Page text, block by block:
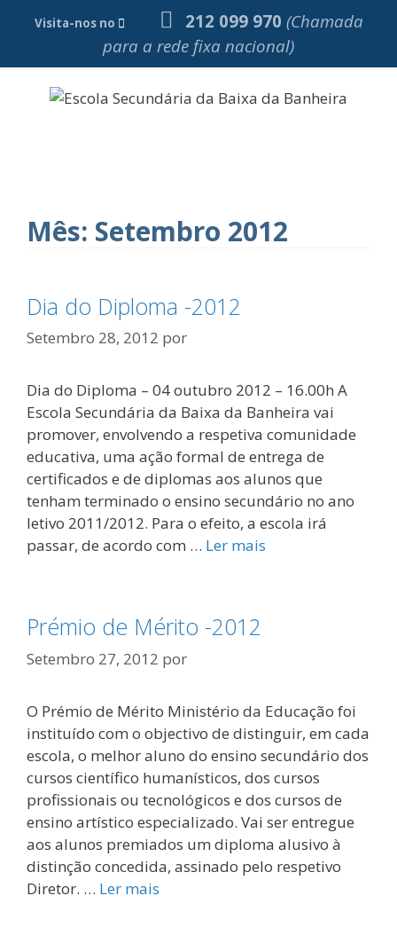
Visita-nos no 212 099 970 (Chamada
para a rede fixa nacional)
Mês: Setembro 2012
Dia do Diploma -2012
Setembro 28, 2012 por
Dia do Diploma – 04 outubro 2012 – 16.00h A
Escola Secundária da Baixa da Banheira vai
promover, envolvendo a respetiva comunidade
educativa, uma ação formal de entrega de
certificados e de diplomas aos alunos que
tenham terminado o ensino secundário no ano
letivo 2011/2012. Para o efeito, a escola irá
passar, de acordo com … Ler mais
Prémio de Mérito -2012
Setembro 27, 2012 por
O Prémio de Mérito Ministério da Educação foi
instituído com o objectivo de distinguir, em cada
escola, o melhor aluno do ensino secundário dos
cursos científico humanísticos, dos cursos
profissionais ou tecnológicos e dos cursos de
ensino artístico especializado. Vai ser entregue
aos alunos premiados um diploma alusivo à
distinção concedida, assinado pelo respetivo
Diretor. … Ler mais